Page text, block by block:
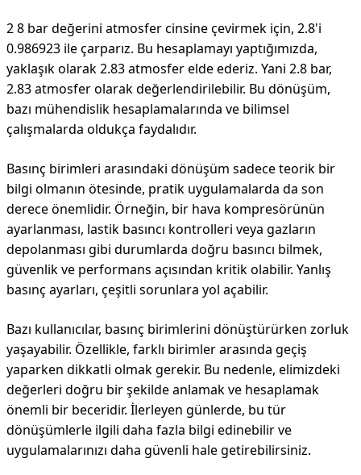
2 8 bar değerini atmosfer cinsine çevirmek için, 2.8'i
0.986923 ile çarparız. Bu hesaplamayı yaptığımızda,
yaklaşık olarak 2.83 atmosfer elde ederiz. Yani 2.8 bar,
2.83 atmosfer olarak değerlendirilebilir. Bu dönüşüm,
bazı mühendislik hesaplamalarında ve bilimsel
çalışmalarda oldukça faydalıdır.
Basınç birimleri arasındaki dönüşüm sadece teorik bir
bilgi olmanın ötesinde, pratik uygulamalarda da son
derece önemlidir. Örneğin, bir hava kompresörünün
ayarlanması, lastik basıncı kontrolleri veya gazların
depolanması gibi durumlarda doğru basıncı bilmek,
güvenlik ve performans açısından kritik olabilir. Yanlış
basınç ayarları, çeşitli sorunlara yol açabilir.
Bazı kullanıcılar, basınç birimlerini dönüştürürken zorluk
yaşayabilir. Özellikle, farklı birimler arasında geçiş
yaparken dikkatli olmak gerekir. Bu nedenle, elimizdeki
değerleri doğru bir şekilde anlamak ve hesaplamak
önemli bir beceridir. İlerleyen günlerde, bu tür
dönüşümlerle ilgili daha fazla bilgi edinebilir ve
uygulamalarınızı daha güvenli hale getirebilirsiniz.